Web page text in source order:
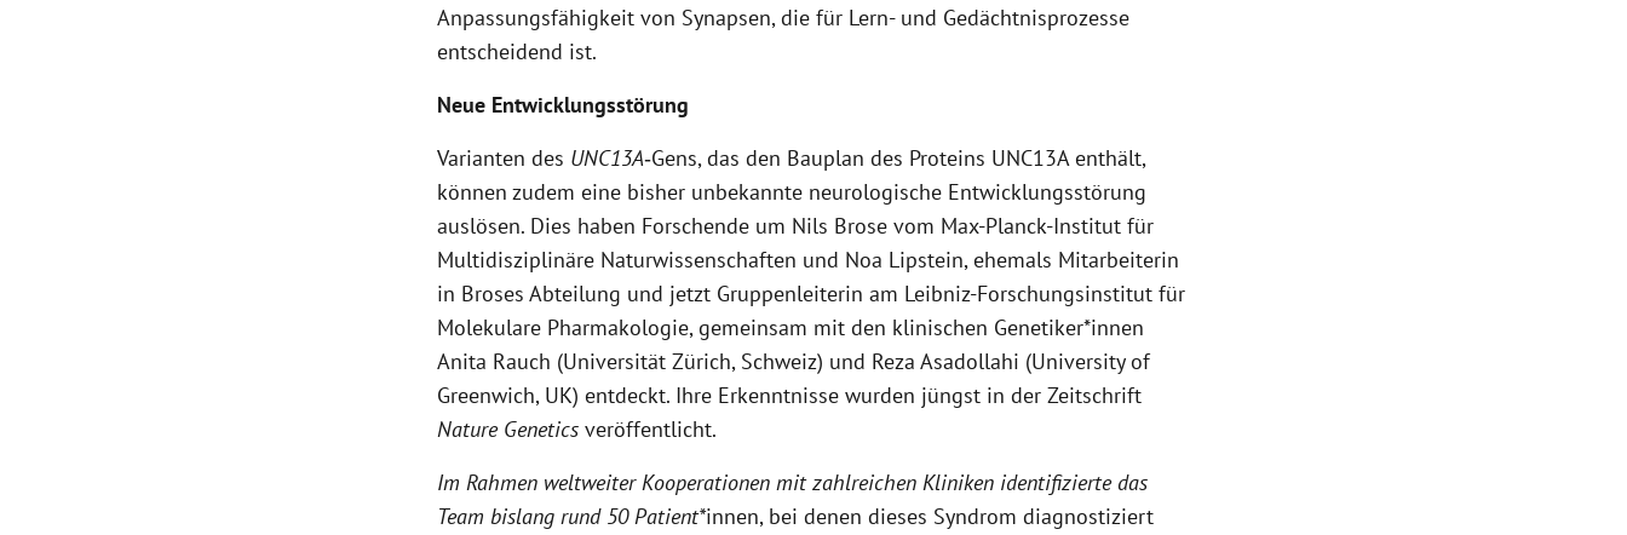
Anpassungsfähigkeit von Synapsen, die für Lern- und Gedächtnisprozesse
entscheidend ist.
Neue Entwicklungsstörung
Varianten des UNC13A‑Gens, das den Bauplan des Proteins UNC13A enthält,
können zudem eine bisher unbekannte neurologische Entwicklungsstörung
auslösen. Dies haben Forschende um Nils Brose vom Max-Planck-Institut für
Multidisziplinäre Naturwissenschaften und Noa Lipstein, ehemals Mitarbeiterin
in Broses Abteilung und jetzt Gruppenleiterin am Leibniz-Forschungsinstitut für
Molekulare Pharmakologie, gemeinsam mit den klinischen Genetiker*innen
Anita Rauch (Universität Zürich, Schweiz) und Reza Asadollahi (University of
Greenwich, UK) entdeckt. Ihre Erkenntnisse wurden jüngst in der Zeitschrift
Nature Genetics veröffentlicht.
Im Rahmen weltweiter Kooperationen mit zahlreichen Kliniken identifizierte das
Team bislang rund 50 Patient*innen, bei denen dieses Syndrom diagnostiziert